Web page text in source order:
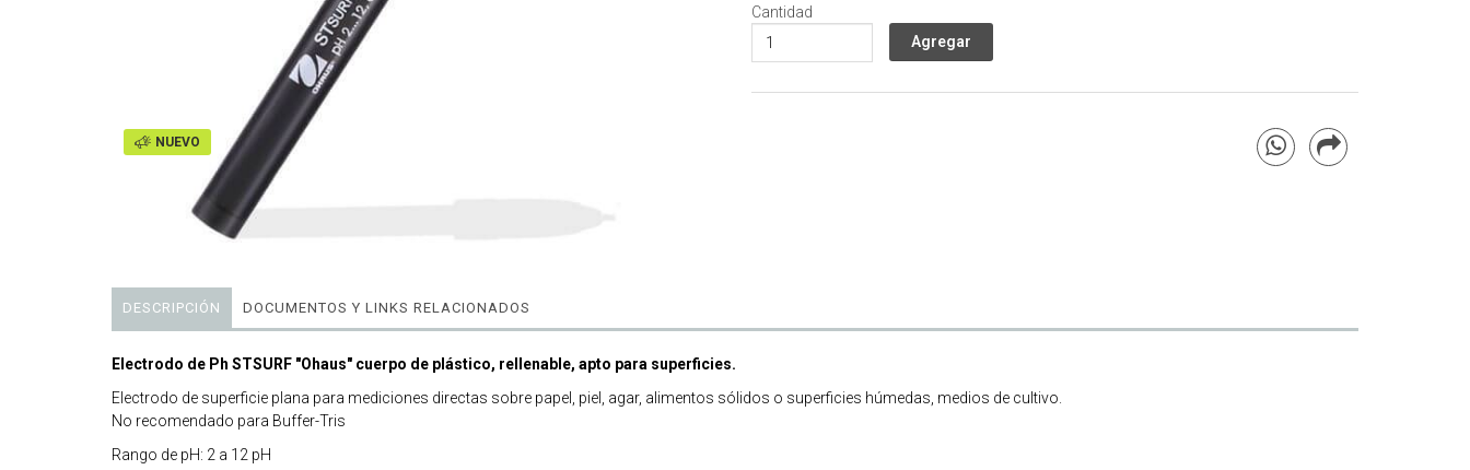
NUEVO
Cantidad
DESCRIPCIÓN DOCUMENTOS Y LINKS RELACIONADOS
Electrodo de Ph STSURF "Ohaus" cuerpo de plástico, rellenable, apto para superficies.
Electrodo de superficie plana para mediciones directas sobre papel, piel, agar, alimentos sólidos o superficies húmedas, medios de cultivo.
No recomendado para Buffer-Tris
Rango de pH: 2 a 12 pH